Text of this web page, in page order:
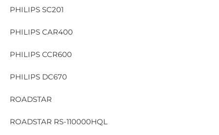
PHILIPS SC201
PHILIPS CAR400
PHILIPS CCR600
PHILIPS DC670
ROADSTAR
ROADSTAR RS-110000HQL